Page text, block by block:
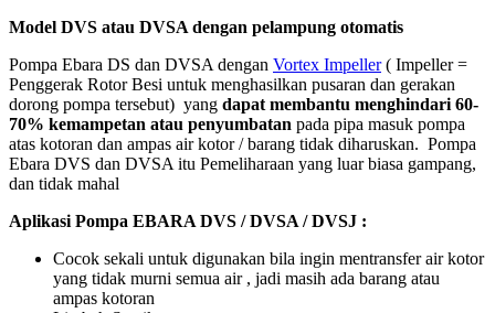
Model DVS atau DVSA dengan pelampung otomatis
Pompa Ebara DS dan DVSA dengan Vortex Impeller( Impeller =
Penggerak Rotor Besi untuk menghasilkan pusaran dan gerakan
dorong pompa tersebut) yang dapat membantu menghindari 60-
70% kemampetan atau penyumbatan pada pipa masuk pompa
atas kotoran dan ampas air kotor / barang tidak diharuskan. Pompa
Ebara DVS dan DVSA itu Pemeliharaan yang luar biasa gampang,
dan tidak mahal
Aplikasi Pompa EBARA DVS / DVSA / DVSJ :
Cocok sekali untuk digunakan bila ingin mentransfer air kotor
yang tidak murni semua air , jadi masih ada barang atau
ampas kotoran